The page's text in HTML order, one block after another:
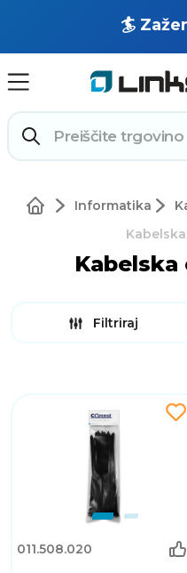
🏄
Informatika
Filtriraj
011.508.020